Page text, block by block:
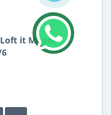
it Moooi